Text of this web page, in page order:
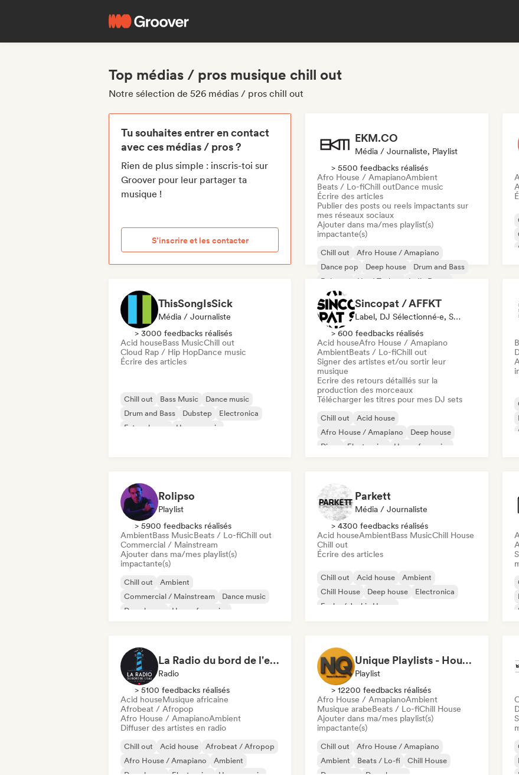
Top médias / pros musique chill out
Notre sélection de 526 médias / pros chill out
Tu souhaites entrer en contact
avec ces médias / pros ?
Rien de plus simple : inscris-toi sur
Groover pour leur partager ta
musique !
S’inscrire et les contacter
EKM.CO
Média / Journaliste, Playlist
> 5500 feedbacks réalisés
Afro House / AmapianoAmbient
Beats / Lo-fiChill outDance music
Écrire des articles
Publier des posts ou reels impactants sur
mes réseaux sociaux
Ajouter dans ma/mes playlist(s)
impactante(s)
Chill out
Afro House / Amapiano
Dance pop
Deep house
Drum and Bass
Dubstep
Hard Techno Indie Dance
ThisSongIsSick
Média / Journaliste
> 3000 feedbacks réalisés
Acid houseBass MusicChill out
Cloud Rap / Hip HopDance music
Écrire des articles
Chill out Bass Music
Dance music
Drum and Bass
Dubstep
Electronica
Future house
House music
Sincopat / AFFKT
Label, DJ Sélectionné·e, Spécialiste Son
> 600 feedbacks réalisés
Acid houseAfro House / Amapiano
AmbientBeats / Lo-fiChill out
Signer des artistes et/ou sortir leur
musique
Ecrire des retours détaillés sur la
production des morceaux
Télécharger les titres pour mes DJ sets
Chill out
Acid house
Afro House / Amapiano
Deep house
Disco
Electronica
House française
Rolipso
Playlist
> 5900 feedbacks réalisés
AmbientBass MusicBeats / Lo-fiChill out
Commercial / Mainstream
Ajouter dans ma/mes playlist(s)
impactante(s)
Chill out
Ambient
Commercial / Mainstream
Dance music
Deep house
House française
Parkett
Média / Journaliste
> 4300 feedbacks réalisés
Acid houseAmbientBass MusicChill House
Chill out
Écrire des articles
Chill out Acid house
Ambient
Chill House
Deep house
Electronica
Funky / Jackin House
La Radio du bord de l'eau - DAB+ Radio Station (Switzerland)
Radio
> 5100 feedbacks réalisés
Acid houseMusique africaine
Afrobeat / Afropop
Afro House / AmapianoAmbient
Diffuser des artistes en radio
Chill out Acid house
Afrobeat / Afropop
Afro House / Amapiano
Ambient
Unique Playlists - House & Electronics
Playlist
> 12200 feedbacks réalisés
Afro House / AmapianoAmbient
Musique arabeBeats / Lo-fiChill House
Ajouter dans ma/mes playlist(s)
impactante(s)
Chill out
Afro House / Amapiano
Ambient
Beats / Lo-fi
Chill House